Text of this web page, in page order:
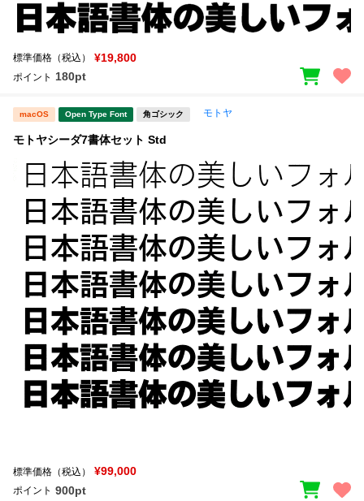
標準価格（税込） ¥19,800
ポイント 180pt
macOS Open Type Font 角ゴシック モトヤ
モトヤシーダ7書体セット Std
標準価格（税込） ¥99,000
ポイント 900pt